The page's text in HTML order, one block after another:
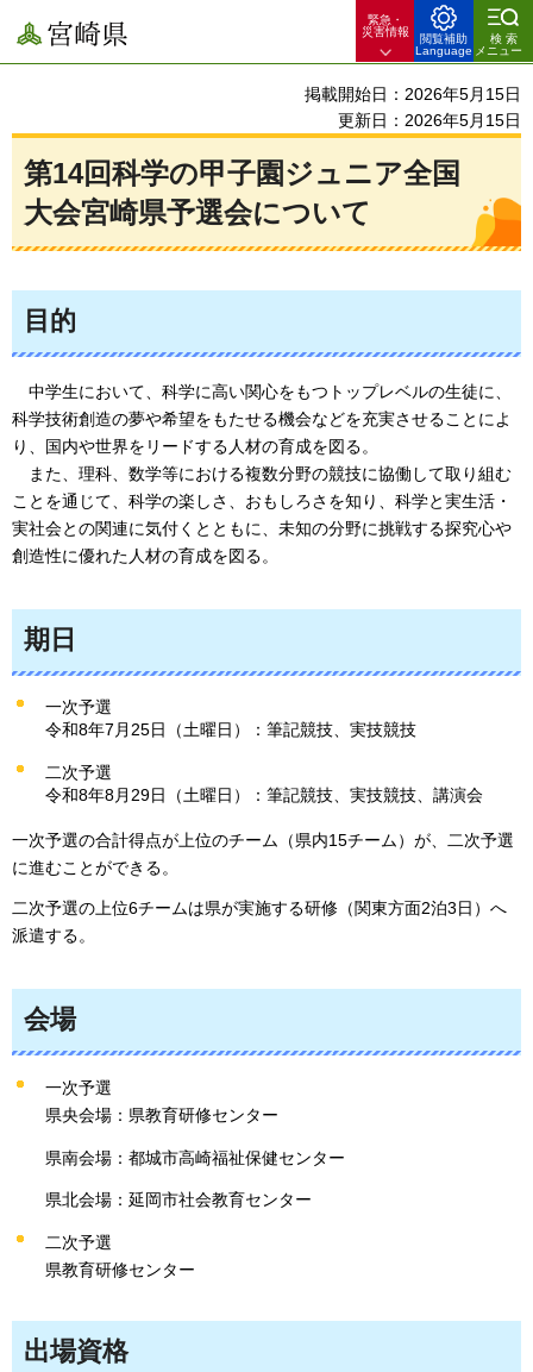
宮崎県
緊急・
災害情報
閲覧補助
Language
検索
メニュー
掲載開始日：2026年5月15日
更新日：2026年5月15日
第14回科学の甲子園ジュニア全国
大会宮崎県予選会について
目的
中学生において、科学に高い関心をもつトップレベルの生徒に、
科学技術創造の夢や希望をもたせる機会などを充実させることによ
り、国内や世界をリードする人材の育成を図る。
また、理科、数学等における複数分野の競技に協働して取り組む
ことを通じて、科学の楽しさ、おもしろさを知り、科学と実生活・
実社会との関連に気付くとともに、未知の分野に挑戦する探究心や
創造性に優れた人材の育成を図る。
期日
一次予選
令和8年7月25日（土曜日）：筆記競技、実技競技
二次予選
令和8年8月29日（土曜日）：筆記競技、実技競技、講演会
一次予選の合計得点が上位のチーム（県内15チーム）が、二次予選
に進むことができる。
二次予選の上位6チームは県が実施する研修（関東方面2泊3日）へ
派遣する。
会場
一次予選
県央会場：県教育研修センター
県南会場：都城市高崎福祉保健センター
県北会場：延岡市社会教育センター
二次予選
県教育研修センター
出場資格